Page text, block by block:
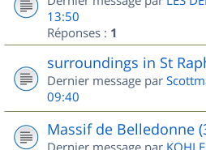
13:50
Réponses : 1
surroundings in St
Dernier message par
09:40
Massif de Belledonne
Dernier message par